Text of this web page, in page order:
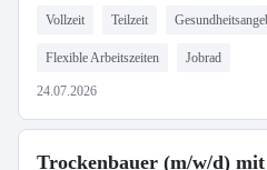
Vollzeit Teilzeit
Flexible Arbeitszeiten Jobrad
24.07.2026
Trockenbauer (m/w/d)